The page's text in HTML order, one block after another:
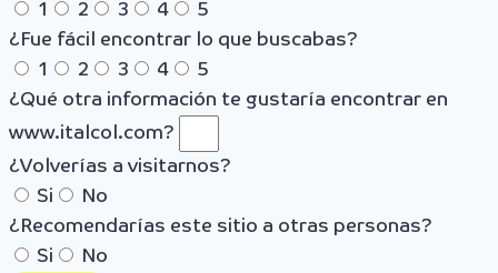
1
2 3 4
5
¿Fue fácil encontrar lo que buscabas?
1
2 3 4
5
¿Qué otra información te gustaría encontrar en
www.italcol.com?
¿Volverías a visitarnos?
Si
No
¿Recomendarías este sitio a otras personas?
Si
No